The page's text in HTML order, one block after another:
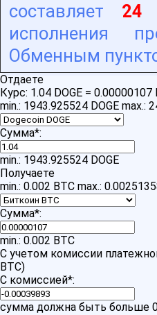
составляет 24
исполнения
Обменным
Отдаете
Курс: 1.04 DOGE = 0.00000107
min.: 1943.925524 DOGE max.:
Сумма*:
min.: 1943.925524 DOGE
Получаете
min.: 0.002 BTC max.:
Сумма*:
min.: 0.002 BTC
С учетом комиссии
BTC)
С комиссией*:
сумма должна быть больше